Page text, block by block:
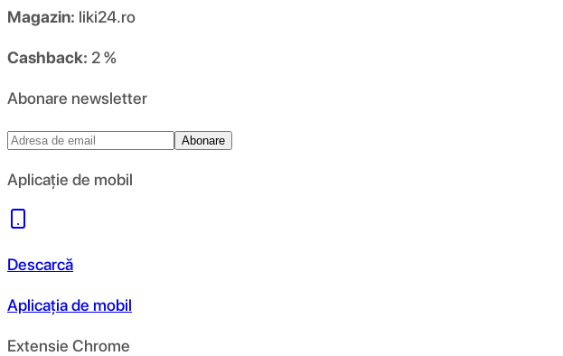
Magazin: liki24.ro
Cashback: 2 %
Abonare newsletter
Abonare
Aplicație de mobil
Descarcă
Aplicația de mobil
Extensie Chrome